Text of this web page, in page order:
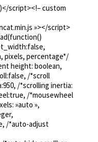
un correo electrónico para
Georges Palante – 35000
:
del TNB en elCurly’s
script><!– custom
»></script>
pixels, percentage*/
height: boolean,
/*scroll
/*scrolling inertia:
/*mousewheel
»auto »,
/*auto-adjust